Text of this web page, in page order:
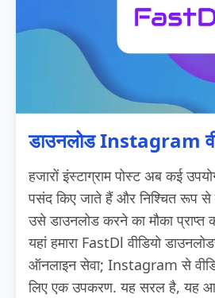
डाउनलोड Instagram
हजारों इंस्टाग्राम पोस्ट अब कई
पसंद किए जाते हैं और निश्चित रूप
उसे डाउनलोड करने का मौका प्राप्त
यहां हमारा FastDl वीडियो
ऑनलाइन सेवा; Instagram से
लिए एक उपकरण. यह सरल है, यह